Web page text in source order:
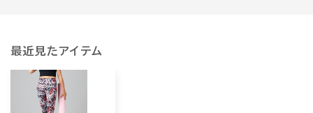
最近見たアイテム